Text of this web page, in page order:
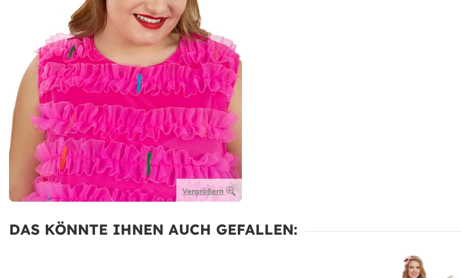
Vergrößern
DAS KÖNNTE IHNEN AUCH GEFALLEN: